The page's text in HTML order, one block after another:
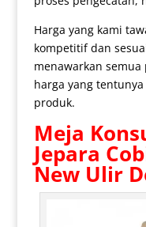
Harga yang kami
kompetitif dan
menawarkan
harga yang
produk.
Meja
Jepara
New Ulir